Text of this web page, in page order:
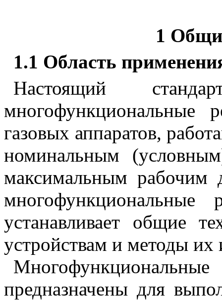
1
1.1 Область
Настоящий
многофункциональные
газовых аппаратов,
номинальным
максимальным рабочим
многофункциональные
устанавливает общие
устройствам и методы их
предназначены для